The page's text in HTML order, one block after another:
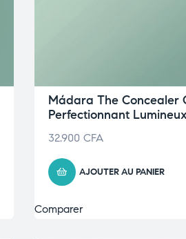
Mádara The Concealer
Perfectionnant
32.900 CFA
AJOUTER AU PANIER
Comparer